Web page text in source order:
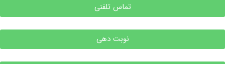
تماس تلفنی
نوبت دهی